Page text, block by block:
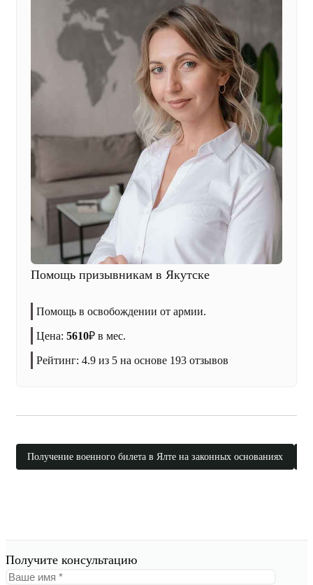
Помощь призывникам в Якутске
Помощь в освобождении от армии.
Цена: 5610₽ в мес.
Рейтинг: 4.9 из 5 на основе 193 отзывов
Получение военного билета в Ялте на законных основаниях
Получите консультацию